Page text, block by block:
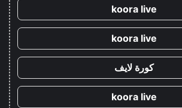
koora live
koora live
كورة لايف
koora live